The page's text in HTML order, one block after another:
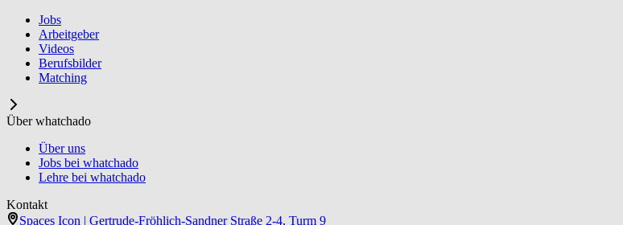
Jobs
Arbeitgeber
Videos
Berufsbilder
Matching
Über whatchado
Über uns
Jobs bei whatchado
Lehre bei whatchado
Kontakt
Spaces Icon | Gertrude-Fröhlich-Sandner Straße 2-4, Turm 9